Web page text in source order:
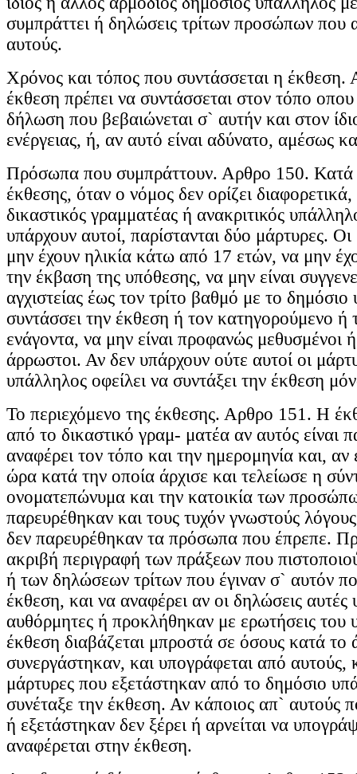
συμπράττει ή δηλώσεις τρίτων προσώπων που
αυτούς.
Χρόνος και τόπος που συντάσσεται η
έκθεση πρέπει να συντάσσεται στον τόπο
δήλωση που βεβαιώνεται σ` αυτήν και στον
ενέργειας, ή, αν αυτό είναι αδύνατο, αμέσως
Πρόσωπα που συμπράττουν. Αρθρο 150. Κατά
έκθεσης, όταν ο νόμος δεν ορίζει διαφορετικά,
δικαστικός γραμματέας ή ανακριτικός
υπάρχουν αυτοί, παρίστανται δύο μάρτυρες.
μην έχουν ηλικία κάτω από 17 ετών, να μην
την έκβαση της υπόθεσης, να μην είναι
αγχιστείας έως τον τρίτο βαθμό με το
συντάσσει την έκθεση ή τον κατηγορούμενο ή
ενάγοντα, να μην είναι προφανώς μεθυσμένοι
άρρωστοι. Αν δεν υπάρχουν ούτε αυτοί οι
υπάλληλος οφείλει να συντάξει την έκθεση
Το περιεχόμενο της έκθεσης. Αρθρο 151. Η
από το δικαστικό γραμ- ματέα αν αυτός είναι
αναφέρει τον τόπο και την ημερομηνία και, αν
ώρα κατά την οποία άρχισε και τελείωσε η
ονοματεπώνυμα και την κατοικία των
παρευρέθηκαν και τους τυχόν γνωστούς
δεν παρευρέθηκαν τα πρόσωπα που έπρεπε.
ακριβή περιγραφή των πράξεων που
ή των δηλώσεων τρίτων που έγιναν σ` αυτόν
έκθεση, και να αναφέρει αν οι δηλώσεις αυτές
αυθόρμητες ή προκλήθηκαν με ερωτήσεις
έκθεση διαβάζεται μπροστά σε όσους κατά το
συνεργάστηκαν, και υπογράφεται από αυτούς,
μάρτυρες που εξετάστηκαν από το δημόσιο
συνέταξε την έκθεση. Αν κάποιος απ` αυτούς
ή εξετάστηκαν δεν ξέρει ή αρνείται να
αναφέρεται στην έκθεση.